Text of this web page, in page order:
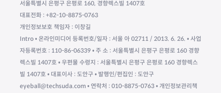
서울특별시 은평구 은평로 160, 경향렉스빌 1407호
대표전화 : +82-10-8875-0763
개인정보보호 책임자 : 이창길
Intro • 온라인미디어 등록번호/일자 : 서울 아 02711 / 2013. 6. 26. • 사업
자등록번호 : 110-86-06339 • 주 소 : 서울특별시 은평구 은평로 160 경향
렉스빌 1407호 • 우편물 수령지 : 서울특별시 은평구 은평로 160 경향렉스
빌 1407호 • 대표이사 : 도안구 • 발행인/편집인 : 도안구
eyeball@techsuda.com • 연락처 : 010-8875-0763 • 개인정보관리책